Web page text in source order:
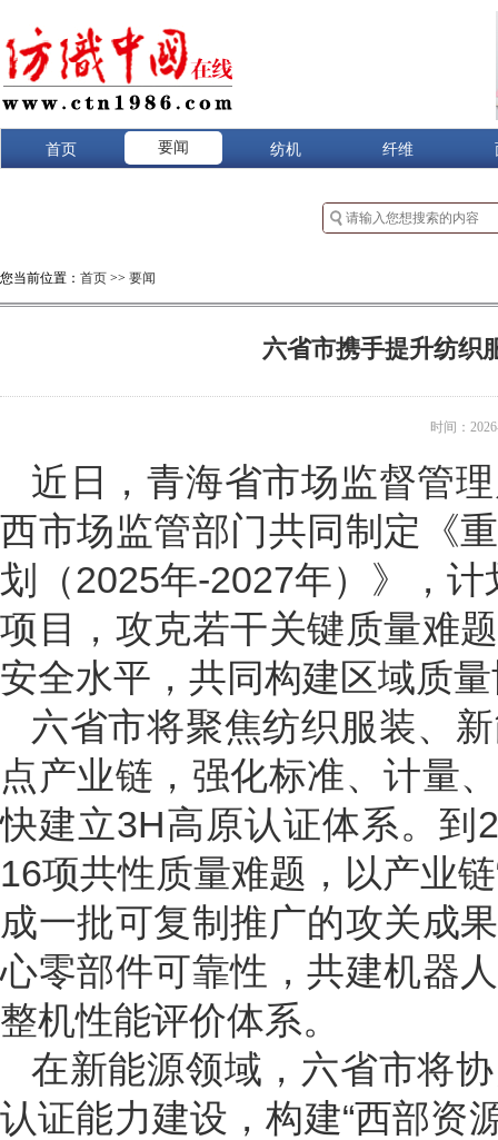
首页 要闻 纺机 纤维
您当前位置： 首页 >> 要闻
六省市携手提升纺织
时间：
近日，青海省市场监督管
西市场监管部门共同制定《
划（2025年-2027年）》，
项目，攻克若干关键质量难
安全水平，共同构建区域质
六省市将聚焦纺织服装、
点产业链，强化标准、计量
快建立3H高原认证体系。到
16项共性质量难题，以产业
成一批可复制推广的攻关成
心零部件可靠性，共建机器
整机性能评价体系。
在新能源领域，六省市将
认证能力建设，构建“西部资